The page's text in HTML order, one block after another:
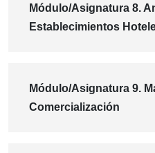
Módulo/Asignatura 8.
Establecimientos
Módulo/Asignatura 9.
Comercialización